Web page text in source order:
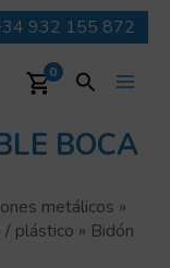
932 155 872
0 Buscar
BOCA
metálicos »
/ plástico » Bidón